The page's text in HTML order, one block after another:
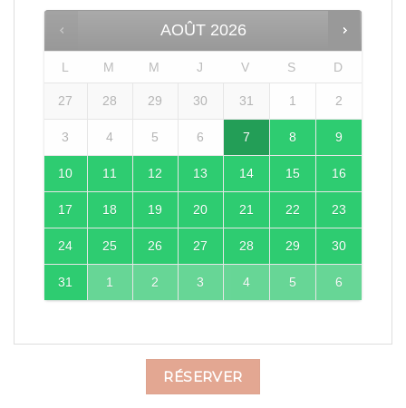
AOÛT 2026
L M M J V S D
27 28 29 30 31 1 2
3 4 5 6 7 8 9
10 11 12 13 14 15 16
17 18 19 20 21 22 23
24 25 26 27 28 29 30
31 1 2 3 4 5 6
RÉSERVER